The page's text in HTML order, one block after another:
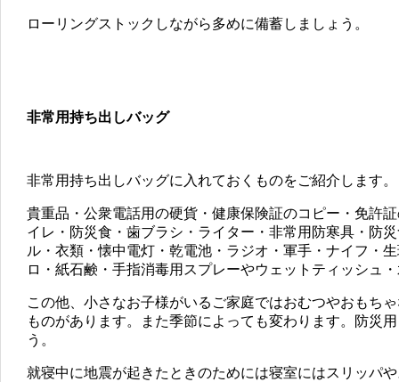
ローリングストックしながら多めに備蓄しましょう。
非常用持ち出しバッグ
非常用持ち出しバッグに入れておくものをご紹介します。
貴重品・公衆電話用の硬貨・健康保険証のコピー・免許
イレ・防災食・歯ブラシ・ライター・非常用防寒具・防
ル・衣類・懐中電灯・乾電池・ラジオ・軍手・ナイフ・
ロ・紙石鹸・手指消毒用スプレーやウェットティッシュ
この他、小さなお子様がいるご家庭ではおむつやおもち
ものがあります。また季節によっても変わります。防災
う。
就寝中に地震が起きたときのためには寝室にはスリッパ